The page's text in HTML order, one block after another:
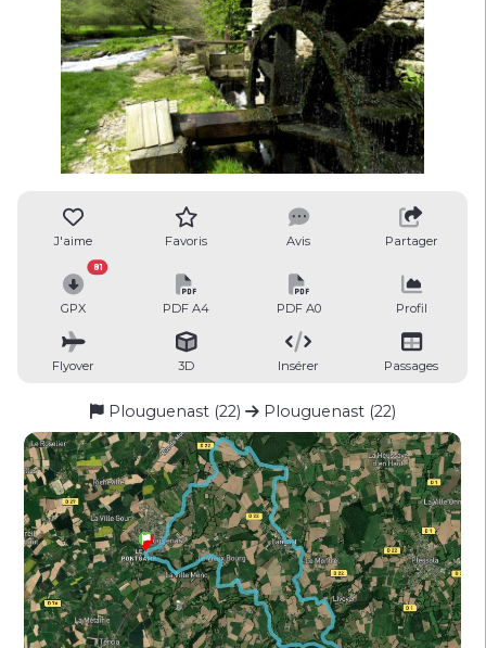
J'aime Favoris Avis Partager
GPX
81
PDF A4 PDF A0 Profil
Flyover 3D Insérer Passages
Plouguenast (22) Plouguenast (22)